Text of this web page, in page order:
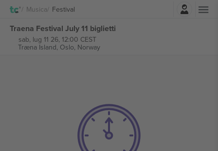
Musica Festival
Traena Festival July 11 biglietti
sab, lug 11 26, 12:00 CEST
Træna Island, Oslo, Norway